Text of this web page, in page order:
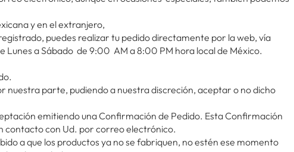
y en el extranjero,
puedes realizar tu pedido directamente por la web, vía
a Sábado de 9:00 AM a 8:00 PM hora local de México.
nuestra parte, pudiendo a nuestra discreción, aceptar o no dicho
emitiendo una Confirmación de Pedido. Esta Confirmación
contacto con Ud. por correo electrónico.
a que los productos ya no se fabriquen, no estén ese momento